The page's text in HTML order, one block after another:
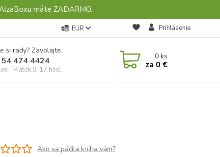
máte ZADARMO.
EUR Prihlásenie
si rady? Zavolajte.
474 4424
- Piatok 8-17 hod.
0ks
za 0 €
Ako sa páčila kniha vám?